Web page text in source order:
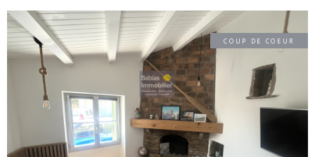
COUP DE COEUR
VOIR LE BIEN